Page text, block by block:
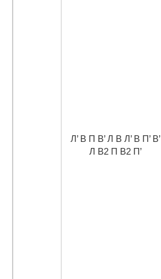
Л’ В П В’ Л В Л’ В П’ В’
Л В2 П В2 П’